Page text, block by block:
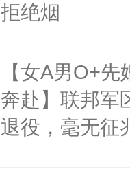
拒绝烟
【女A男O+
奔赴】联邦军
退役，毫无征